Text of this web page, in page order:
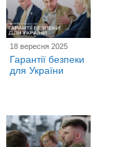
18 вересня 2025
Гарантії безпеки
для України